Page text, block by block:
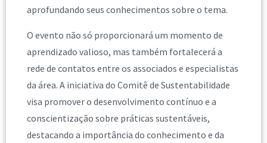
aprofundando seus conhecimentos sobre o tema.
O evento não só proporcionará um momento de
aprendizado valioso, mas também fortalecerá a
rede de contatos entre os associados e especialistas
da área. A iniciativa do Comitê de Sustentabilidade
visa promover o desenvolvimento contínuo e a
conscientização sobre práticas sustentáveis,
destacando a importância do conhecimento e da